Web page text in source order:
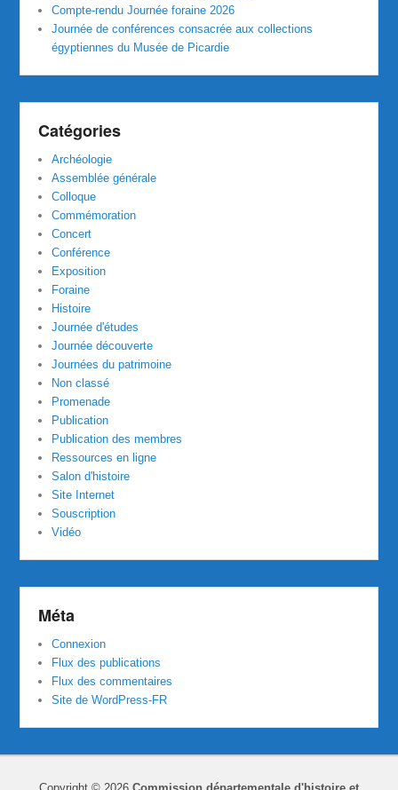
Compte-rendu Journée foraine 2026
Journée de conférences consacrée aux collections
égyptiennes du Musée de Picardie
Catégories
Archéologie
Assemblée générale
Colloque
Commémoration
Concert
Conférence
Exposition
Foraine
Histoire
Journée d'études
Journée découverte
Journées du patrimoine
Non classé
Promenade
Publication
Publication des membres
Ressources en ligne
Salon d'histoire
Site Internet
Souscription
Vidéo
Méta
Connexion
Flux des publications
Flux des commentaires
Site de WordPress-FR